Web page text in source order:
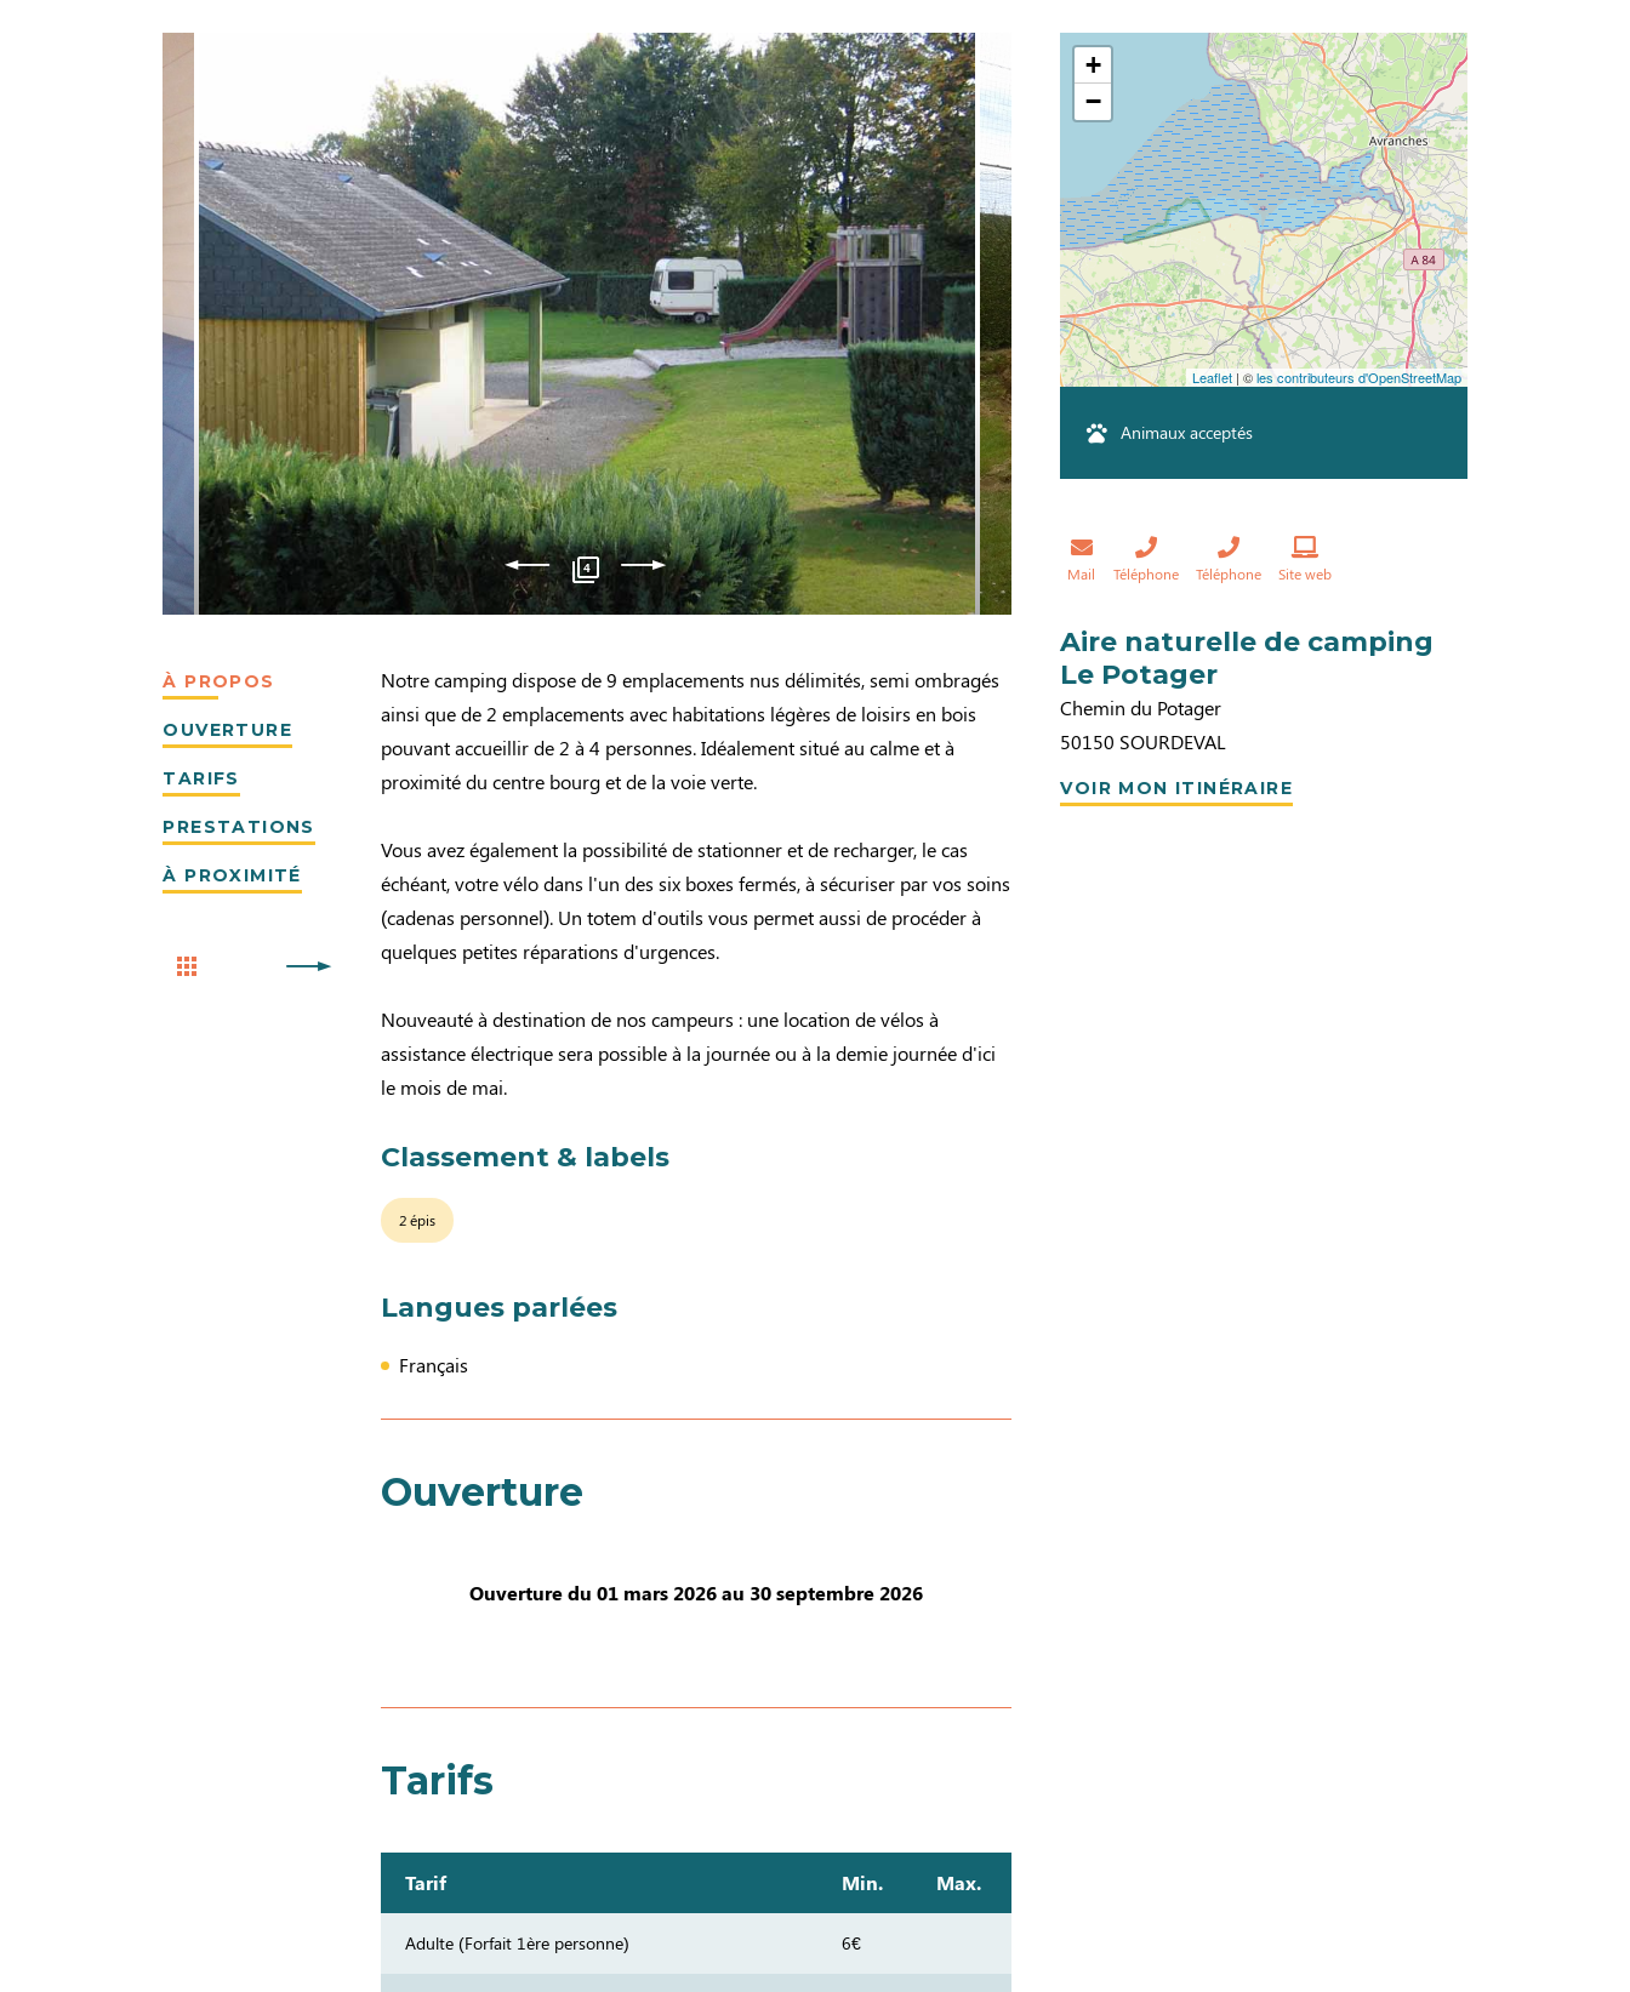
4
À PROPOS
OUVERTURE
TARIFS
PRESTATIONS
À PROXIMITÉ
Notre camping dispose de 9 emplacements nus délimités, semi ombragés
ainsi que de 2 emplacements avec habitations légères de loisirs en bois
pouvant accueillir de 2 à 4 personnes. Idéalement situé au calme et à
proximité du centre bourg et de la voie verte.
Vous avez également la possibilité de stationner et de recharger, le cas
échéant, votre vélo dans l'un des six boxes fermés, à sécuriser par vos soins
(cadenas personnel). Un totem d'outils vous permet aussi de procéder à
quelques petites réparations d'urgences.
Nouveauté à destination de nos campeurs : une location de vélos à
assistance électrique sera possible à la journée ou à la demie journée d'ici
le mois de mai.
Classement & labels
2 épis
Langues parlées
Français
Ouverture
Ouverture du 01 mars 2026 au 30 septembre 2026
Tarifs
Tarif Min. Max.
Adulte (Forfait 1ère personne) 6€
+
−
Leaflet| ©les contributeurs d'OpenStreetMap
Animaux acceptés
Mail Téléphone Téléphone Site web
Aire naturelle de camping
Le Potager
Chemin du Potager
50150 SOURDEVAL
VOIR MON ITINÉRAIRE